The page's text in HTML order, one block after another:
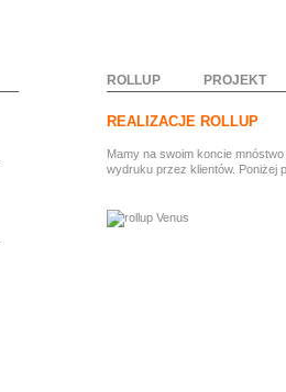
ROLLUP PROJEKT
REALIZACJE ROLLUP
Mamy na swoim koncie
wydruku przez klientów. Poniżej